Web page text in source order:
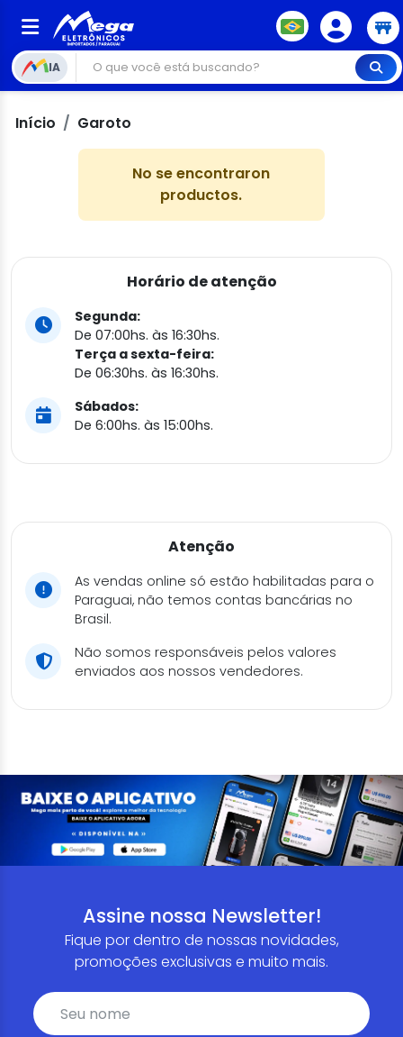
IA
Início Garoto
No se encontraron
productos.
Horário de atenção
Segunda:
De 07:00hs. às 16:30hs.
Terça a sexta-feira:
De 06:30hs. às 16:30hs.
Sábados:
De 6:00hs. às 15:00hs.
Atenção
As vendas online só estão habilitadas para o
Paraguai, não temos contas bancárias no
Brasil.
Não somos responsáveis pelos valores
enviados aos nossos vendedores.
Assine nossa Newsletter!
Fique por dentro de nossas novidades,
promoções exclusivas e muito mais.